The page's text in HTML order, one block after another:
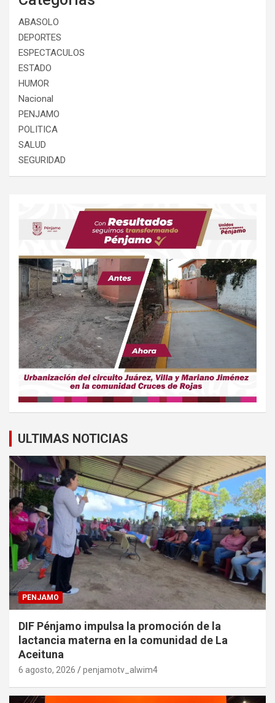
ABASOLO
DEPORTES
ESPECTACULOS
ESTADO
HUMOR
Nacional
PENJAMO
POLITICA
SALUD
SEGURIDAD
ULTIMAS NOTICIAS
PENJAMO
DIF Pénjamo impulsa la promoción de la
lactancia materna en la comunidad de La
Aceituna
6 agosto, 2026 penjamotv_alwim4